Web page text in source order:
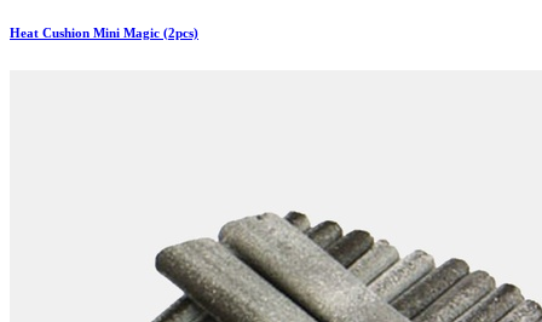
Heat Cushion Mini Magic (2pcs)